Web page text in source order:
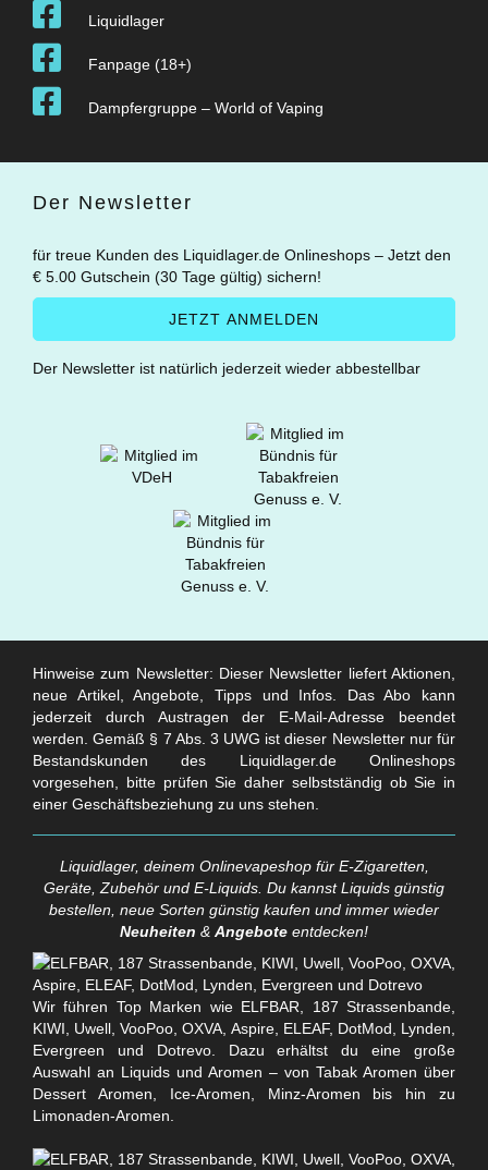
Liquidlager
Fanpage (18+)
Dampfergruppe – World of Vaping
Der Newsletter
für treue Kunden des Liquidlager.de Onlineshops – Jetzt den
€ 5.00 Gutschein (30 Tage gültig) sichern!
Der Newsletter ist natürlich jederzeit wieder abbestellbar
Hinweise zum Newsletter: Dieser Newsletter liefert Aktionen,
neue Artikel, Angebote, Tipps und Infos. Das Abo kann
jederzeit durch Austragen der E-Mail-Adresse beendet
werden. Gemäß § 7 Abs. 3 UWG ist dieser Newsletter nur für
Bestandskunden des Liquidlager.de Onlineshops
vorgesehen, bitte prüfen Sie daher selbstständig ob Sie in
einer Geschäftsbeziehung zu uns stehen.
Liquidlager, deinem Onlinevapeshop für E-Zigaretten,
Geräte, Zubehör und E-Liquids. Du kannst Liquids günstig
bestellen, neue Sorten günstig kaufen und immer wieder
Neuheiten & Angebote entdecken!
Wir führen Top Marken wie ELFBAR, 187 Strassenbande,
KIWI, Uwell, VooPoo, OXVA, Aspire, ELEAF, DotMod, Lynden,
Evergreen und Dotrevo. Dazu erhältst du eine große
Auswahl an Liquids und Aromen – von Tabak Aromen über
Dessert Aromen, Ice-Aromen, Minz-Aromen bis hin zu
Limonaden-Aromen.